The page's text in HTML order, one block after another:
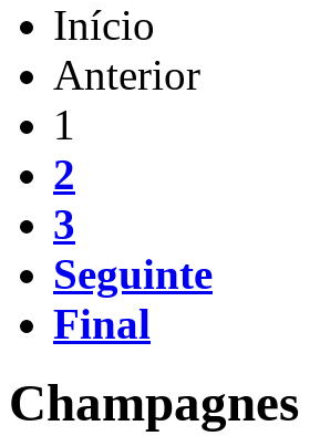
Início
Anterior
1
2
3
Seguinte
Final
Champagnes